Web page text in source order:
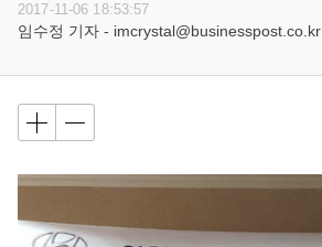
2017-11-06 18:53:57
임수정 기자 - imcrystal@businesspost.co.kr